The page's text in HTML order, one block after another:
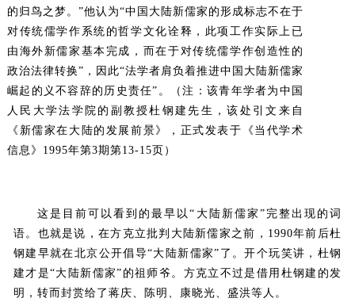
的归鸟之梦。”他认为“中国大陆新儒家的形成标志不在于
对传统儒学作系统的哲学文化诠释，此项工作实际上已
由海外新儒家基本完成，而在于对传统儒学作创造性的
政治法律转换”，因此“法学者肩负着推进中国大陆新儒家
崛起的义不容辞的历史责任”。（注：该青年学者为中国
人民大学法学院的副教授杜钢建先生，该处引文来自
《新儒家在大陆的发展前景》，正式发表于《当代学术
信息》1995年第3期第13-15页）
这是目前可以看到的最早以“大陆新儒家”完整出现的词
语。也就是说，在方克立批判大陆新儒家之前，1990年前后杜
钢建早就在北京公开倡导“大陆新儒家”了。开个玩笑讲，杜钢
建才是“大陆新儒家”的祖师爷。方克立不过是借用杜钢建的发
明，转而封赏给了蒋庆、陈明、康晓光、盛洪等人。